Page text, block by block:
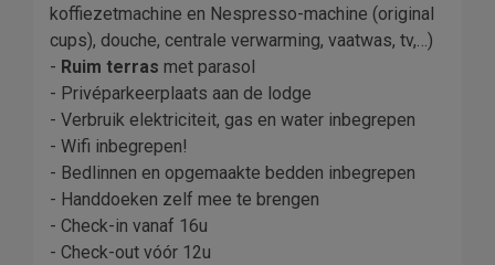
koffiezetmachine en Nespresso-machine (original
cups), douche, centrale verwarming, vaatwas, tv,…)
- Ruim terras met parasol
- Privéparkeerplaats aan de lodge
- Verbruik elektriciteit, gas en water inbegrepen
- Wifi inbegrepen!
- Bedlinnen en opgemaakte bedden inbegrepen
- Handdoeken zelf mee te brengen
- Check-in vanaf 16u
- Check-out vóór 12u